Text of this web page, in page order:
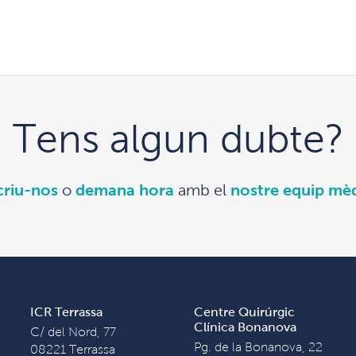
Tens algun dubte?
nos o demana hora amb el nostre equip
ICR Terrassa
C/ del Nord, 77
08221 Terrassa
Centre Quirúrgic
Clínica Bonanova
Pg. de la Bonanova, 22